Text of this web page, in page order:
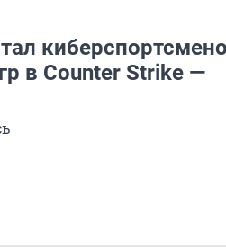
в Counter Strike —